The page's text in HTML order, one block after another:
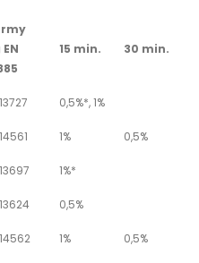
15 min. 30 min.
0,5%*, 1%
1% 0,5%
1%*
0,5%
1% 0,5%